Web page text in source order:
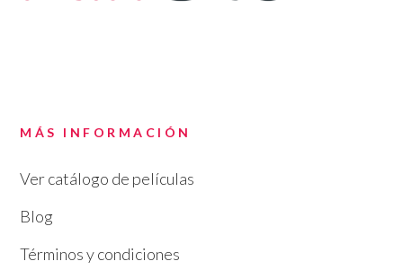
MÁS INFORMACIÓN
Ver catálogo de películas
Blog
Términos y condiciones